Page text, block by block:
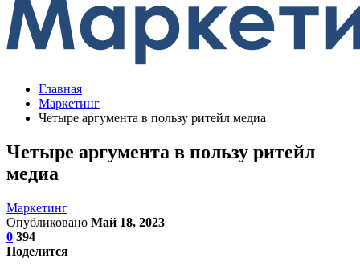
Главная
Маркетинг
Четыре аргумента в пользу ритейл медиа
Четыре аргумента в пользу ритейл
медиа
Маркетинг
Опубликовано Май 18, 2023
0 394
Поделится